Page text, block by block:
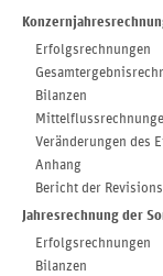
Erfolgsrechnungen
Bilanzen
Veränderungen des
Anhang
Bericht der
Jahresrechnung der
Erfolgsrechnungen
Bilanzen